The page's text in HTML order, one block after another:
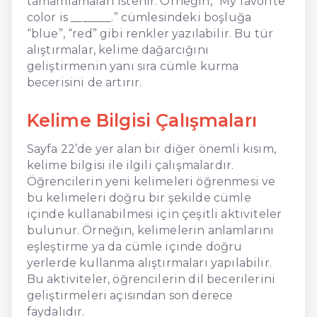
color is _______.” cümlesindeki boşluğa
“blue”, “red” gibi renkler yazılabilir. Bu tür
alıştırmalar, kelime dağarcığını
geliştirmenin yanı sıra cümle kurma
becerisini de artırır.
Kelime Bilgisi Çalışmaları
Sayfa 22’de yer alan bir diğer önemli kısım,
kelime bilgisi ile ilgili çalışmalardır.
Öğrencilerin yeni kelimeleri öğrenmesi ve
bu kelimeleri doğru bir şekilde cümle
içinde kullanabilmesi için çeşitli aktiviteler
bulunur. Örneğin, kelimelerin anlamlarını
eşleştirme ya da cümle içinde doğru
yerlerde kullanma alıştırmaları yapılabilir.
Bu aktiviteler, öğrencilerin dil becerilerini
geliştirmeleri açısından son derece
faydalıdır.